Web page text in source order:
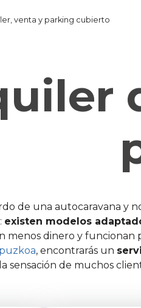
venta y parking cubierto
de una autocaravana y
existen modelos
menos dinero y funcionan
, encontrarás un
sensación de muchos